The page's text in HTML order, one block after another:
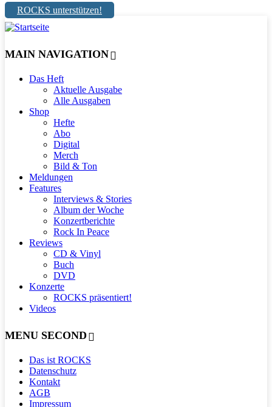
ROCKS unterstützen!
MAIN NAVIGATION
Das Heft
Aktuelle Ausgabe
Alle Ausgaben
Shop
Hefte
Abo
Digital
Merch
Bild & Ton
Meldungen
Features
Interviews & Stories
Album der Woche
Konzertberichte
Rock In Peace
Reviews
CD & Vinyl
Buch
DVD
Konzerte
ROCKS präsentiert!
Videos
MENU SECOND
Das ist ROCKS
Datenschutz
Kontakt
AGB
Impressum